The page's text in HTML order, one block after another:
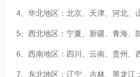
4、华北地区：北京、天津、河北、
5、西北地区：宁夏、新疆、青海、
6、西南地区：四川、云南、贵州、
7、东北地区：辽宁、吉林、黑龙江；